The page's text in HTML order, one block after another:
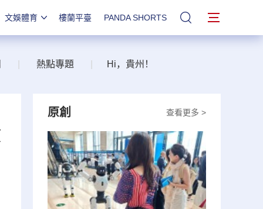
文娛體育 樓蘭平臺 PANDA SHORTS 站內搜索
熱點專題 Hi，貴州！
查看更多 >
原創